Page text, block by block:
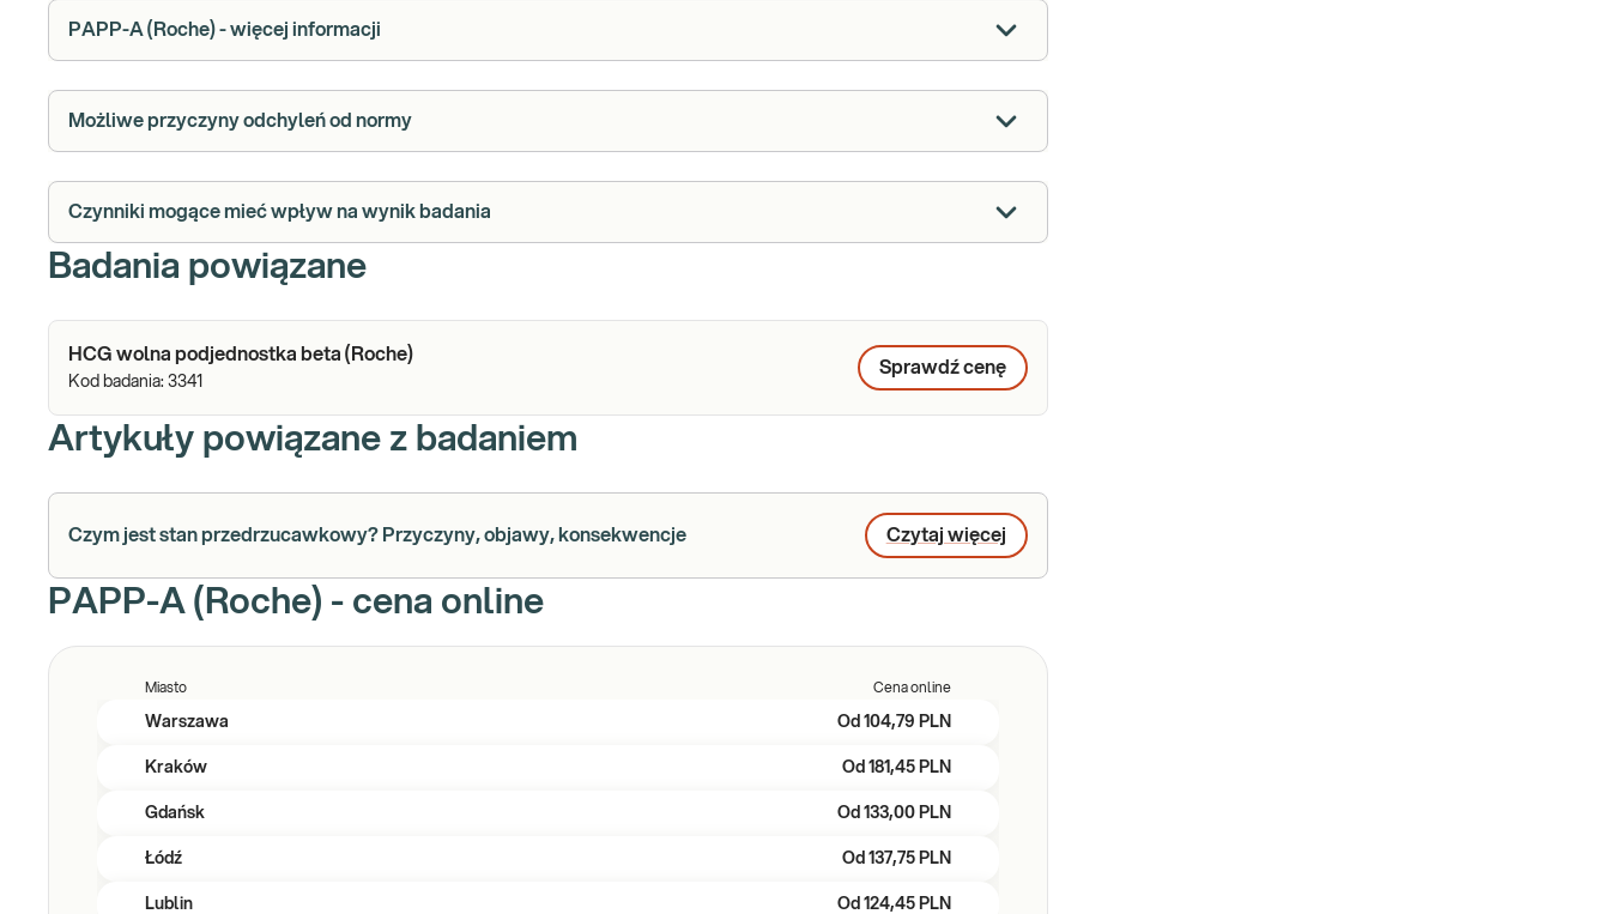
PAPP-A (Roche) - więcej informacji
Możliwe przyczyny odchyleń od normy
Czynniki mogące mieć wpływ na wynik badania
Badania powiązane
HCG wolna podjednostka beta (Roche)
Kod badania: 3341
Sprawdź cenę
Artykuły powiązane z badaniem
Czym jest stan przedrzucawkowy? Przyczyny, objawy, konsekwencje Czytaj więcej
PAPP-A (Roche) - cena online
Miasto Cena online
Warszawa Od 104,79 PLN
Kraków Od 181,45 PLN
Gdańsk Od 133,00 PLN
Łódź Od 137,75 PLN
Lublin Od 124,45 PLN